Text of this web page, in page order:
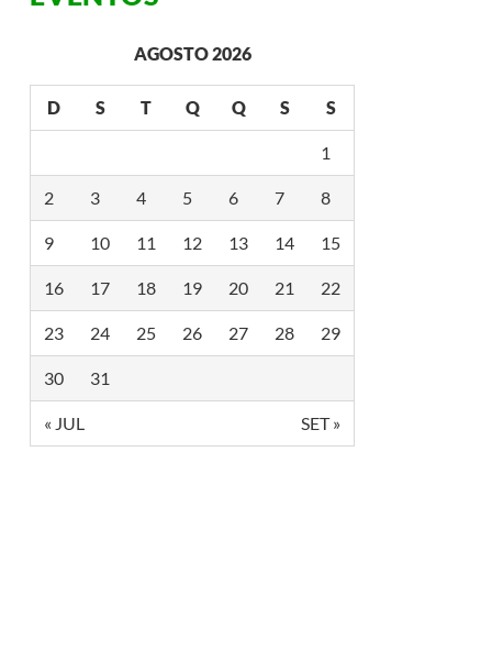
AGOSTO 2026
D S T Q Q S S
1
2 3 4 5 6 7 8
9 10 11 12 13 14 15
16 17 18 19 20 21 22
23 24 25 26 27 28 29
30 31
« JUL SET »